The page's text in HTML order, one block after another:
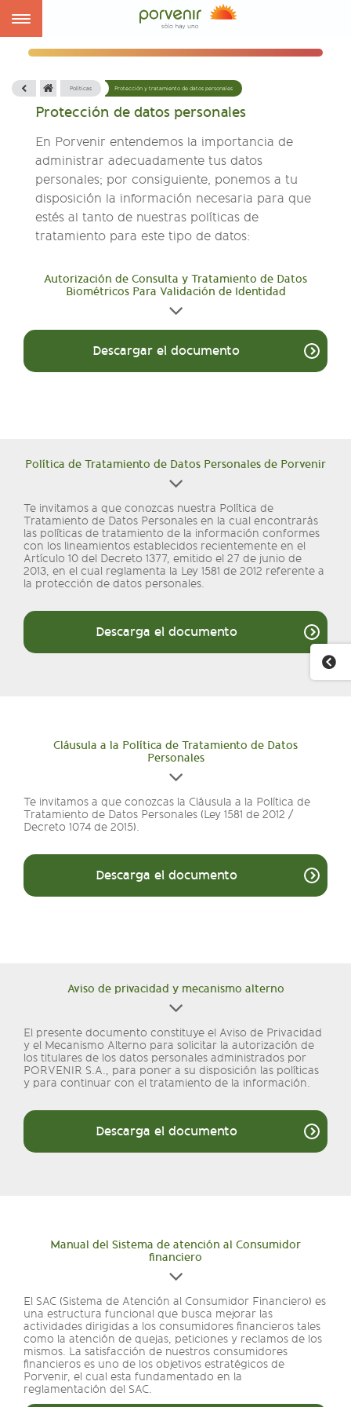
Toggle
Políticas Protección y tratamiento de datos personales
Protección de datos personales
En Porvenir entendemos la importancia de
administrar adecuadamente tus datos
personales; por consiguiente, ponemos a tu
disposición la información necesaria para que
estés al tanto de nuestras políticas de
tratamiento para este tipo de datos:
Autorización de Consulta y Tratamiento de Datos
Biométricos Para Validación de Identidad
Descargar el documento
Política de Tratamiento de Datos Personales de Porvenir
Te invitamos a que conozcas nuestra Política de
Tratamiento de Datos Personales en la cual encontrarás
las políticas de tratamiento de la información conformes
con los lineamientos establecidos recientemente en el
Artículo 10 del Decreto 1377, emitido el 27 de junio de
2013, en el cual reglamenta la Ley 1581 de 2012 referente a
la protección de datos personales.
Descarga el documento
Cláusula a la Política de Tratamiento de Datos
Personales
Te invitamos a que conozcas la Cláusula a la Política de
Tratamiento de Datos Personales (Ley 1581 de 2012 /
Decreto 1074 de 2015).
Descarga el documento
Aviso de privacidad y mecanismo alterno
El presente documento constituye el Aviso de Privacidad
y el Mecanismo Alterno para solicitar la autorización de
los titulares de los datos personales administrados por
PORVENIR S.A., para poner a su disposición las políticas
y para continuar con el tratamiento de la información.
Descarga el documento
Manual del Sistema de atención al Consumidor
financiero
El SAC (Sistema de Atención al Consumidor Financiero) es
una estructura funcional que busca mejorar las
actividades dirigidas a los consumidores financieros tales
como la atención de quejas, peticiones y reclamos de los
mismos. La satisfacción de nuestros consumidores
financieros es uno de los objetivos estratégicos de
Porvenir, el cual esta fundamentado en la
reglamentación del SAC.